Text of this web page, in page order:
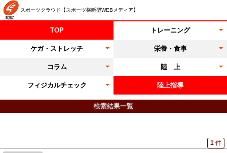
スポーツクラウド【スポーツ横断型WEBメディア】
TOP トレーニング
ケガ・ストレッチ 栄養・食事
コラム 陸 上
フィジカルチェック 陸上指導
検索結果一覧
1 件